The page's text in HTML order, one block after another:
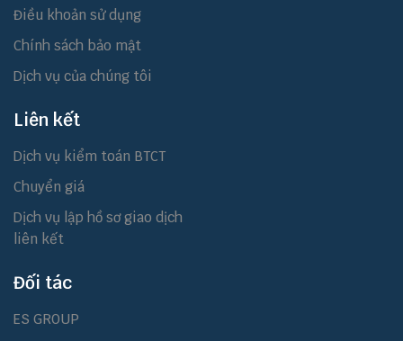
Điều khoản sử dụng
Chính sách bảo mật
Dịch vụ của chúng tôi
Liên kết
Dịch vụ kiểm toán BTCT
Chuyển giá
Dịch vụ lập hồ sơ giao dịch
liên kết
Đối tác
ES GROUP